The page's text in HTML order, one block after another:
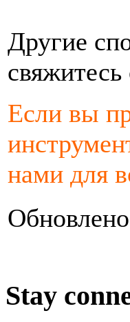
Другие
Если вы
нами для
Stay